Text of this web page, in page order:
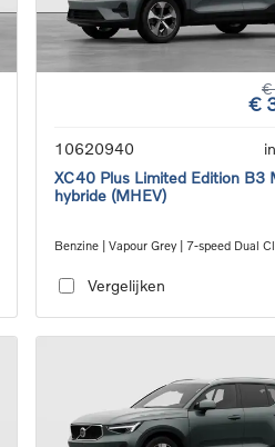
€
€
10620940
XC40 Plus Limited Edition B3
hybride (MHEV)
Benzine | Vapour Grey | 7-speed Dual
Vergelijken